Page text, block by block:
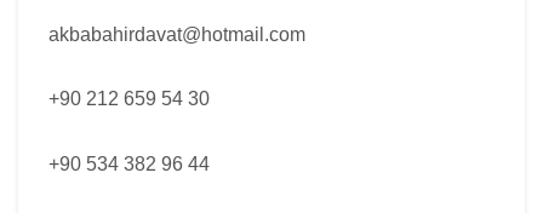
akbabahirdavat@hotmail.com
+90 212 659 54 30
+90 534 382 96 44